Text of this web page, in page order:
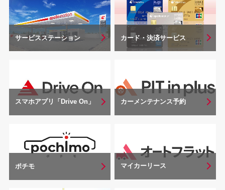
サービスステーション カード・決済サービス
スマホアプリ「Drive On」 カーメンテナンス予約
ポチモ マイカーリース